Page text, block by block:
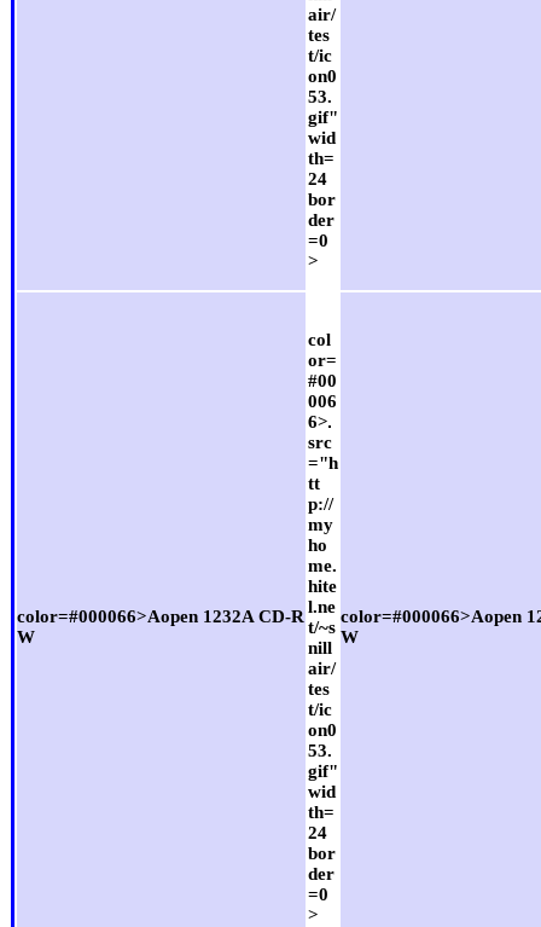
air/
tes
t/ic
on0
53.
gif"
wid
th=
24
bor
der
=0
>
color=#000066>Aopen 1232A CD-R
W
col
or=
#00
006
6>
src
="h
tt
p://
my
ho
me.
hite
l.ne
t/~s
nill
air/
tes
t/ic
on0
53.
gif"
wid
th=
24
bor
der
=0
>
color=#000066>Aopen
W